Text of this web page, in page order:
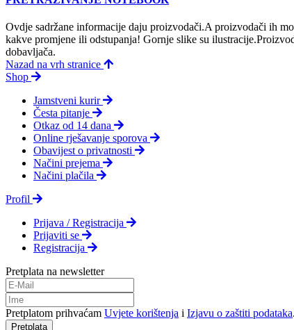
Ovdje sadržane informacije daju proizvodači.A proizvodači ih
kakve promjene ili odstupanja! Gornje slike su
dobavljača.
Nazad na vrh stranice
Shop
Jamstveni kurir
Česta pitanje
Otkaz od 14 dana
Online rješavanje sporova
Obavijest o privatnosti
Načini prejema
Načini plačila
Profil
Prijava / Registracija
Prijaviti se
Registracija
Pretplata na newsletter
Pretplatom prihvaćam Uvjete korištenja i Izjavu o zaštiti podataka.
Pretplata